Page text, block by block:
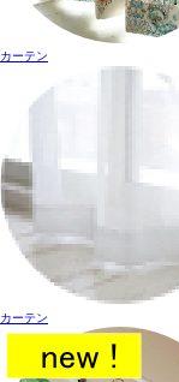
カーテン
カーテン